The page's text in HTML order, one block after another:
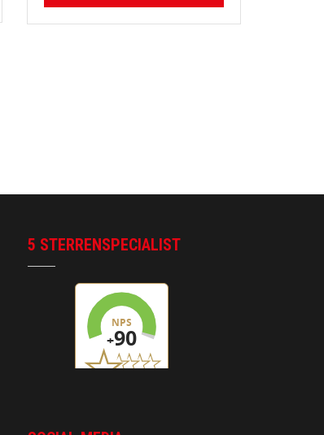
5 STERRENSPECIALIST